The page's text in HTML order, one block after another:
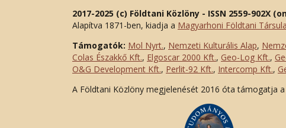
2017-2025 (c) Földtani Közlöny - ISSN 2559-902X
Alapítva 1871-ben, kiadja a Magyarhoni Földtani
Támogatók: Mol Nyrt., Nemzeti Kulturális Alap,
Colas Északkő Kft., Elgoscar 2000 Kft., Geo-Log Kft.,
O&G Development Kft., Perlit-92 Kft., Intercomp Kft.,
A Földtani Közlöny megjelenését 2016 óta támogatja a